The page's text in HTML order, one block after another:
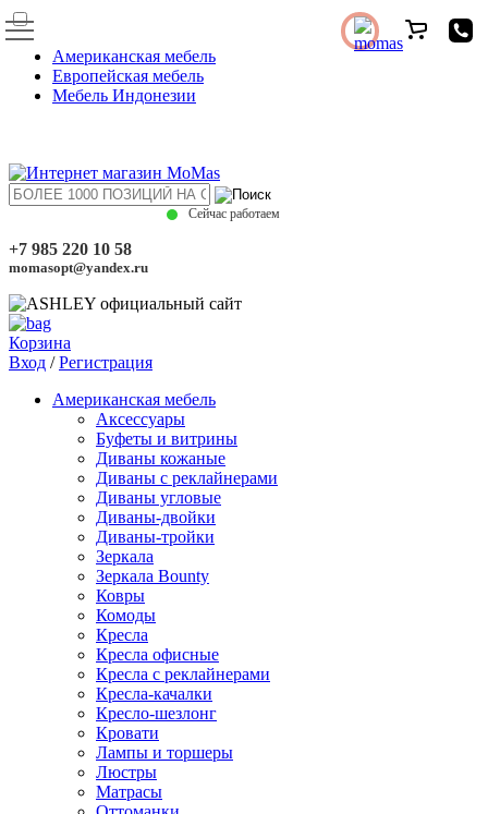
Американская мебель
Европейская мебель
Мебель Индонезии
Сейчас работаем
+7 985 220 10 58
momasopt@yandex.ru
Корзина
Вход /Регистрация
Американская мебель
Аксессуары
Буфеты и витрины
Диваны кожаные
Диваны с реклайнерами
Диваны угловые
Диваны-двойки
Диваны-тройки
Зеркала
Зеркала Bounty
Ковры
Комоды
Кресла
Кресла офисные
Кресла с реклайнерами
Кресла-качалки
Кресло-шезлонг
Кровати
Лампы и торшеры
Люстры
Матрасы